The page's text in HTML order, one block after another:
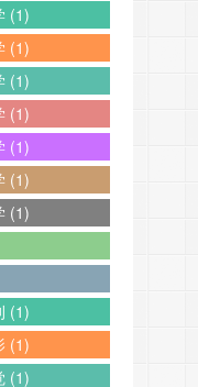
(1)
(1)
(1)
(1)
(1)
(1)
(1)
(1)
(1)
(1)